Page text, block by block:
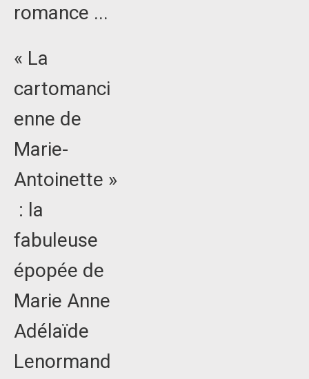
romance ...
« La
cartomanci
enne de
Marie-
Antoinette »
: la
fabuleuse
épopée de
Marie Anne
Adélaïde
Lenormand